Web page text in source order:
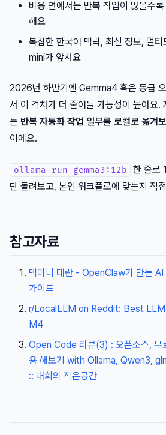
비용 면에서는 반복 작업이 많을수
해요
복잡한 한국어 맥락, 최신 정보, 멀
mini가 앞서요
2026년 하반기엔 Gemma4 혹은 동급
서 이 격차가 더 줄어들 가능성이 높아요.
는 반복 자동화 작업 일부를 로컬로 옮겨
이에요.
ollama run gemma3:12b
한 줄로
단 돌려보고, 본인 워크플로에 맞는지 직
참고자료
맥미니 대란 - OpenClaw가 만든 AI
가이드
r/LocalLLM on Reddit: Best
M4
Open Code 리뷰(3) : 오픈소스, 무
용 해보기 with Ollama, Qwen3,
:: 대희의 작은공간